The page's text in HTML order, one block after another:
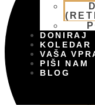
DONIRAJ
KOLEDAR
VAŠA
PIŠI NAM
BLOG